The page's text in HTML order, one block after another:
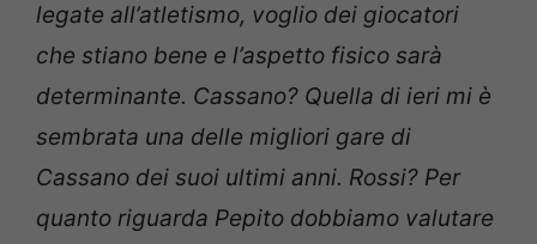
legate all’atletismo, voglio dei giocatori
che stiano bene e l’aspetto fisico sarà
determinante. Cassano? Quella di ieri mi è
sembrata una delle migliori gare di
Cassano dei suoi ultimi anni. Rossi? Per
quanto riguarda Pepito dobbiamo valutare